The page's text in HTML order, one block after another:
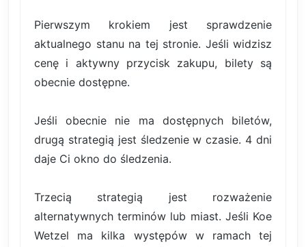
Pierwszym krokiem jest sprawdzenie
aktualnego stanu na tej stronie. Jeśli widzisz
cenę i aktywny przycisk zakupu, bilety są
obecnie dostępne.
Jeśli obecnie nie ma dostępnych biletów,
drugą strategią jest śledzenie w czasie. 4 dni
daje Ci okno do śledzenia.
Trzecią strategią jest rozważenie
alternatywnych terminów lub miast. Jeśli Koe
Wetzel ma kilka występów w ramach tej